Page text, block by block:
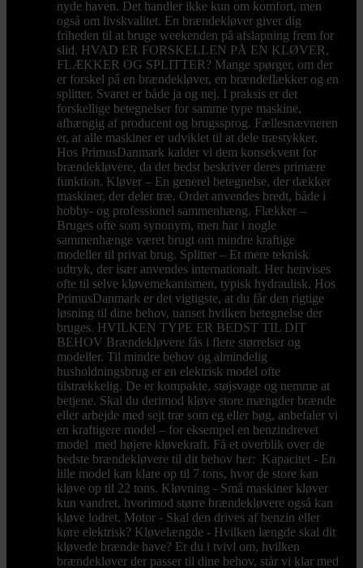
nyde haven. Det handler ikke kun om komfort, men
også om livskvalitet. En brændekløver giver dig
friheden til at bruge weekenden på afslapning frem for
slid. HVAD ER FORSKELLEN PÅ EN KLØVER,
FLÆKKER OG SPLITTER? Mange spørger, om der
er forskel på en brændekløver, en brændeflækker og en
splitter. Svaret er både ja og nej. I praksis er det
forskellige betegnelser for samme type maskine,
afhængig af producent og brugssprog. Fællesnævneren
er, at alle maskiner er udviklet til at dele træstykker.
Hos PrimusDanmark kalder vi dem konsekvent for
brændekløvere, da det bedst beskriver deres primære
funktion. Kløver – En generel betegnelse, der dækker
maskiner, der deler træ. Ordet anvendes bredt, både i
hobby- og professionel sammenhæng. Flækker –
Bruges ofte som synonym, men har i nogle
sammenhænge været brugt om mindre kraftige
modeller til privat brug. Splitter – Et mere teknisk
udtryk, der især anvendes internationalt. Her henvises
ofte til selve kløvemekanismen, typisk hydraulisk. Hos
PrimusDanmark er det vigtigste, at du får den rigtige
løsning til dine behov, uanset hvilken betegnelse der
bruges. HVILKEN TYPE ER BEDST TIL DIT
BEHOV Brændekløvere fås i flere størrelser og
modeller. Til mindre behov og almindelig
husholdningsbrug er en elektrisk model ofte
tilstrækkelig. De er kompakte, støjsvage og nemme at
betjene. Skal du derimod kløve store mængder brænde
eller arbejde med sejt træ som eg eller bøg, anbefaler vi
en kraftigere model – for eksempel en benzindrevet
model med højere kløvekraft. Få et overblik over de
bedste brændekløvere til dit behov her: Kapacitet - En
lille model kan klare op til 7 tons, hvor de store kan
kløve op til 22 tons. Kløvning - Små maskiner kløver
kun vandret, hvorimod større brændekløvere også kan
kløve lodret. Motor - Skal den drives af benzin eller
køre elektrisk? Kløvelængde - Hvilken længde skal dit
kløvede brænde have? Er du i tvivl om, hvilken
brændekløver der passer til dine behov, står vi klar med